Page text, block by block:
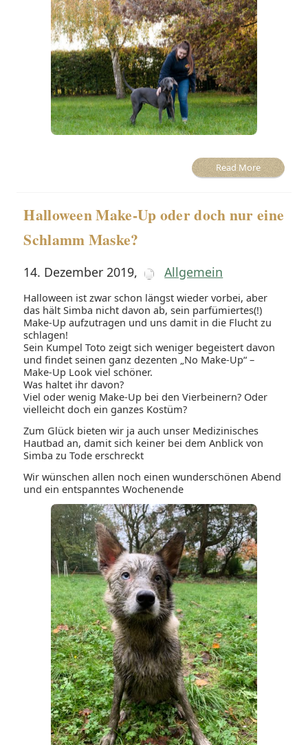
Read More
Halloween Make-Up oder doch nur eine
Schlamm Maske?
14. Dezember 2019, Allgemein
Halloween ist zwar schon längst wieder vorbei, aber
das hält Simba nicht davon ab, sein parfümiertes(!)
Make-Up aufzutragen und uns damit in die Flucht zu
schlagen!
Sein Kumpel Toto zeigt sich weniger begeistert davon
und findet seinen ganz dezenten „No Make-Up“ –
Make-Up Look viel schöner.
Was haltet ihr davon?
Viel oder wenig Make-Up bei den Vierbeinern? Oder
vielleicht doch ein ganzes Kostüm?
Zum Glück bieten wir ja auch unser Medizinisches
Hautbad an, damit sich keiner bei dem Anblick von
Simba zu Tode erschreckt
Wir wünschen allen noch einen wunderschönen Abend
und ein entspanntes Wochenende